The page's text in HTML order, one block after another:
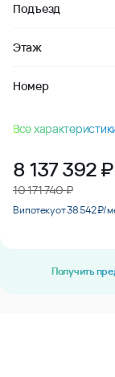
Подъезд
Этаж
Номер
Все
8 137 392₽
10 171 740 ₽
В ипотеку от 38 542 ₽/
Получить